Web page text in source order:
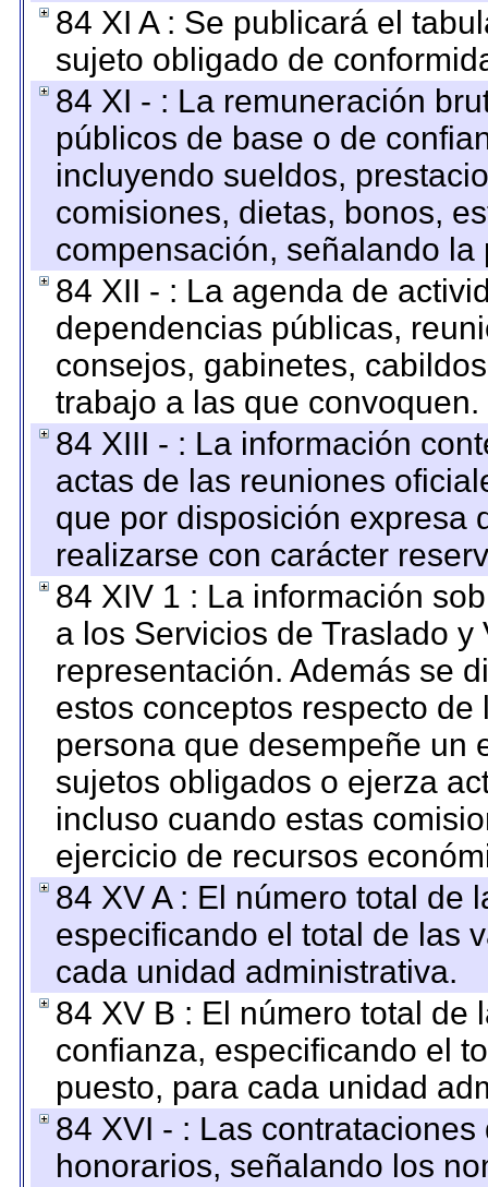
84 XI A : Se publicará el
sujeto obligado de
84 XI - : La remuneración
públicos de base o de
incluyendo sueldos,
comisiones, dietas, bonos,
compensación, señalando
84 XII - : La agenda de
dependencias públicas,
consejos, gabinetes,
trabajo a las que convoquen.
84 XIII - : La información
actas de las reuniones
que por disposición expresa
realizarse con carácter
84 XIV 1 : La información
a los Servicios de Traslado
representación. Además se
estos conceptos respecto
persona que desempeñe un
sujetos obligados o ejerza
incluso cuando estas
ejercicio de recursos
84 XV A : El número total de
especificando el total de las
cada unidad administrativa.
84 XV B : El número total de
confianza, especificando el
puesto, para cada unidad
84 XVI - : Las
honorarios, señalando los